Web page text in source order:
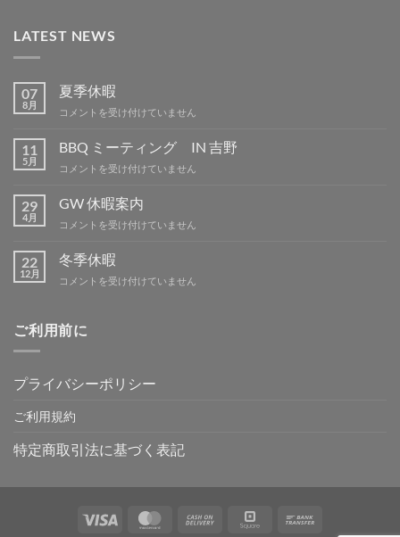
LATEST NEWS
07
8月
夏季休暇
夏
休
暇
は
コメントを受け付けていません
11
5月
BBQ ミーティング IN 吉野
BBQ
ー
テ
ィ
グ
吉
コメントを受け付けていません
29
4月
GW 休暇案内
GW
暇
案
内
コメントを受け付けていません
22
12月
冬季休暇
冬
暇
は
コメントを受け付けていません
ご利用前に
プライバシーポリシー
ご利用規約
特定商取引法に基づく表記